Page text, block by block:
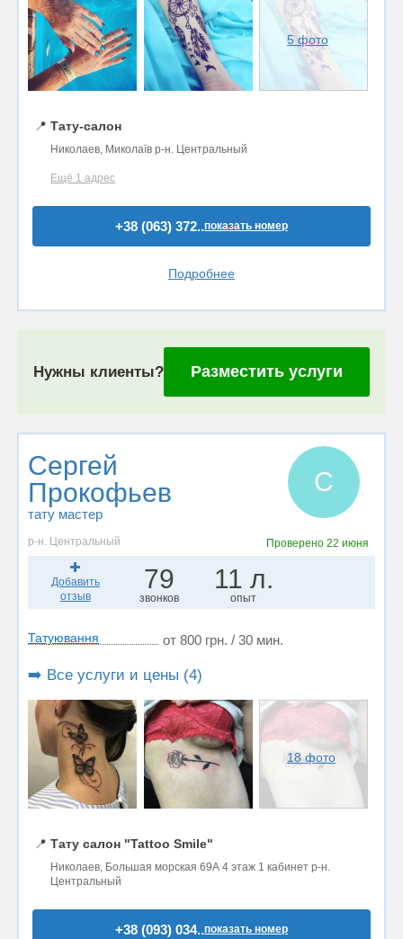
5 фото
📍 Тату-салон
Николаев, Миколаїв р-н. Центральный
Ещё 1 адрес
+38 (063) 372..показать номер
Подробнее
Нужны клиенты? Разместить услуги
Сергей
Прокофьев
тату мастер
С
р-н. Центральный Проверено 22 июня
Добавить
отзыв
79
звонков
11 л.
опыт
Татуювання от 800 грн. / 30 мин.
➡️ Все услуги и цены (4)
18 фото
📍 Тату салон "Tattoo Smile"
Николаев, Большая морская 69А 4 этаж 1 кабинет р-н.
Центральный
+38 (093) 034..показать номер